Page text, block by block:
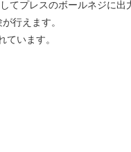
プレスのボールネジに
行えます。
います。